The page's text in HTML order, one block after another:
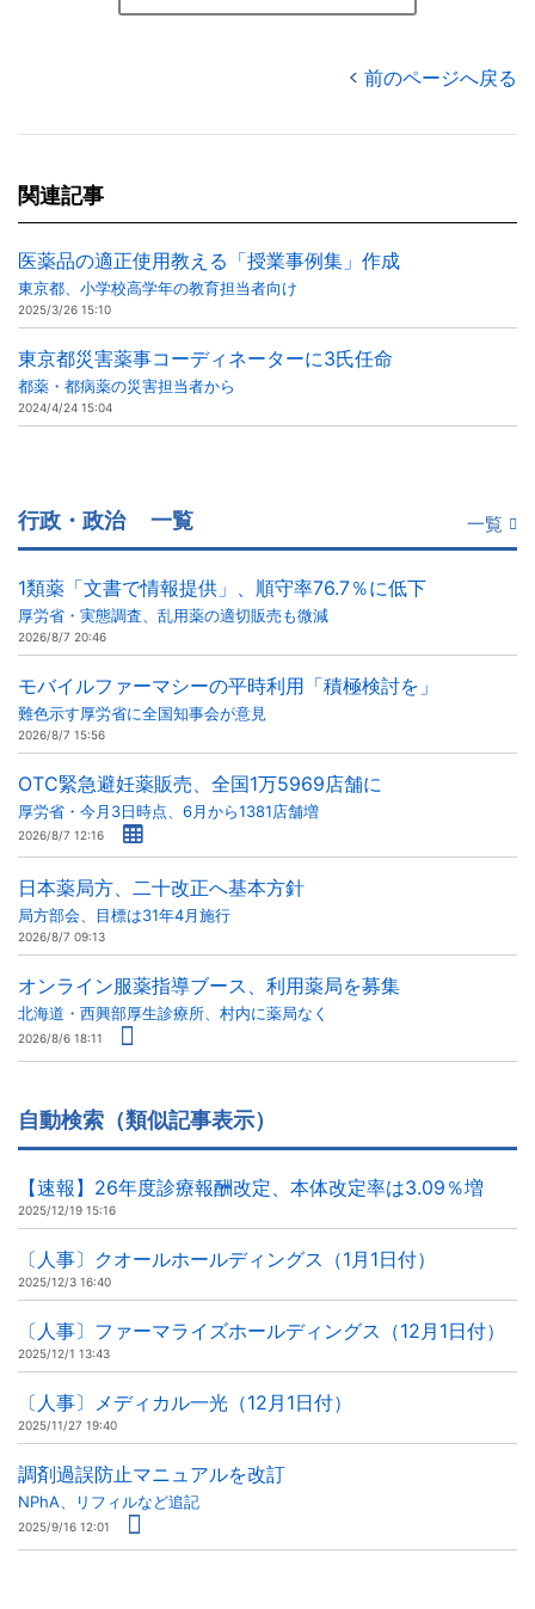
前のページへ戻る
関連記事
医薬品の適正使用教える「授業事例集」作成
東京都、小学校高学年の教育担当者向け
2025/3/26 15:10
東京都災害薬事コーディネーターに3氏任命
都薬・都病薬の災害担当者から
2024/4/24 15:04
行政・政治 一覧 一覧
1類薬「文書で情報提供」、順守率76.7％に低下
厚労省・実態調査、乱用薬の適切販売も微減
2026/8/7 20:46
モバイルファーマシーの平時利用「積極検討を」
難色示す厚労省に全国知事会が意見
2026/8/7 15:56
OTC緊急避妊薬販売、全国1万5969店舗に
厚労省・今月3日時点、6月から1381店舗増
2026/8/7 12:16
日本薬局方、二十改正へ基本方針
局方部会、目標は31年4月施行
2026/8/7 09:13
オンライン服薬指導ブース、利用薬局を募集
北海道・西興部厚生診療所、村内に薬局なく
2026/8/6 18:11
自動検索（類似記事表示）
【速報】26年度診療報酬改定、本体改定率は3.09％増
2025/12/19 15:16
〔人事〕クオールホールディングス（1月1日付）
2025/12/3 16:40
〔人事〕ファーマライズホールディングス（12月1日付）
2025/12/1 13:43
〔人事〕メディカル一光（12月1日付）
2025/11/27 19:40
調剤過誤防止マニュアルを改訂
NPhA、リフィルなど追記
2025/9/16 12:01